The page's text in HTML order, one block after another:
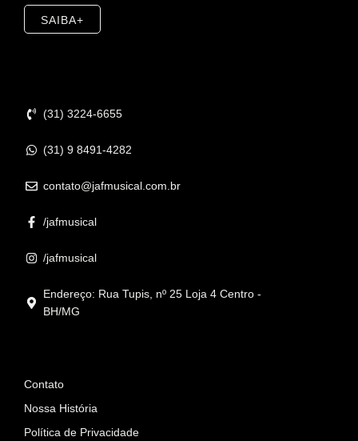
SAIBA+
(31) 3224-6655
(31) 9 8491-4282
contato@jafmusical.com.br
/jafmusical
/jafmusical
Endereço: Rua Tupis, nº 25 Loja 4 Centro -
BH/MG
Contato
Nossa História
Política de Privacidade